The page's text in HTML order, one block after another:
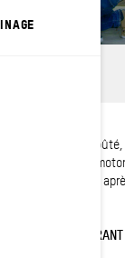
et quand on y a
adéquat de votre
sortie, saison
DE SENTIER